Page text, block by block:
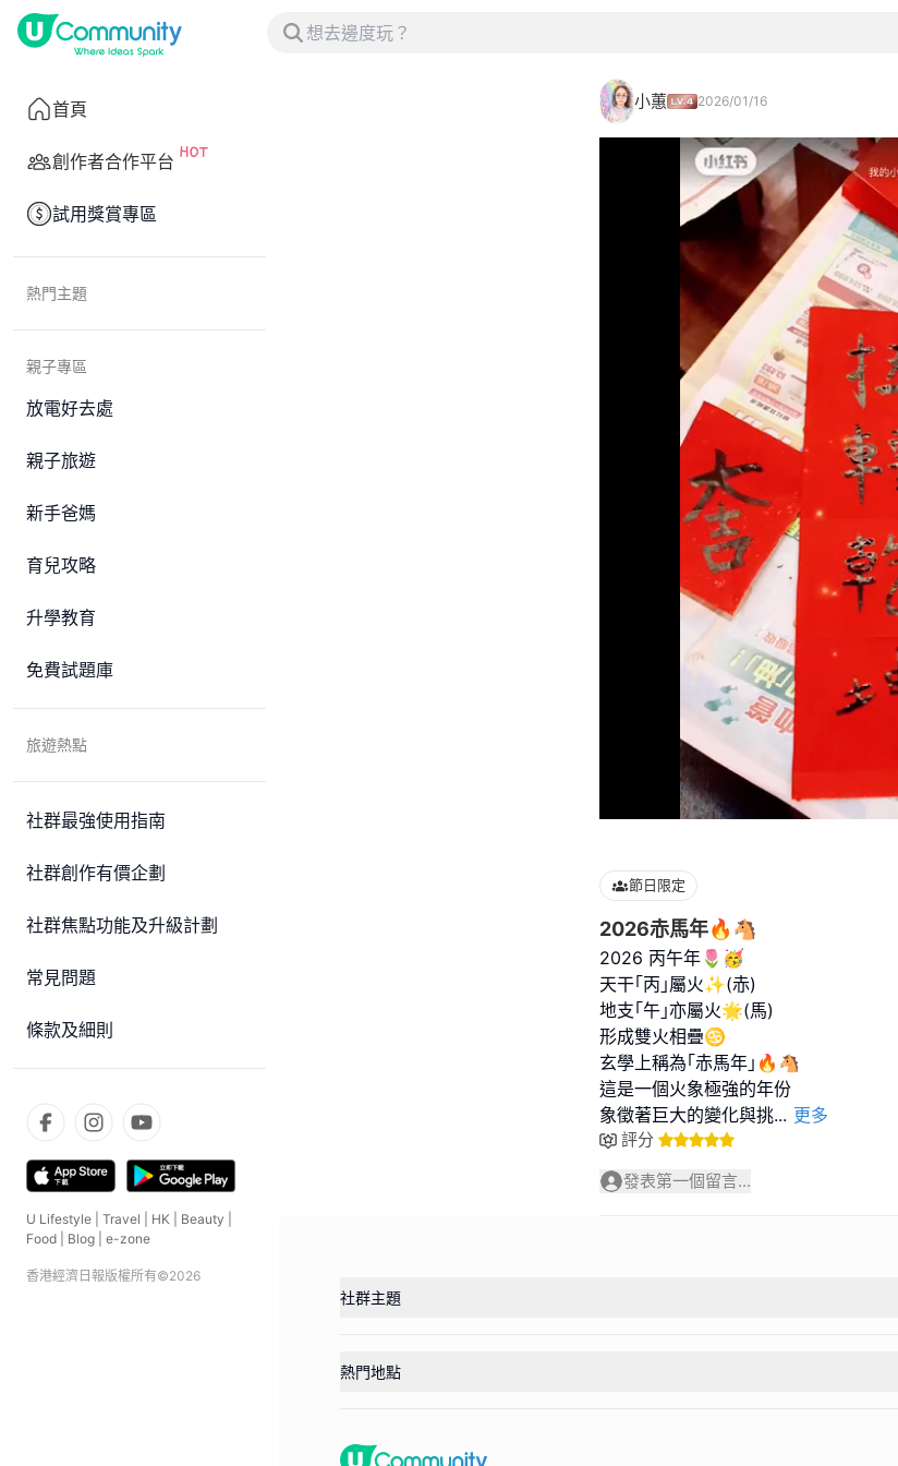
首頁
創作者合作平台
試用獎賞專區
熱門主題
親子專區
放電好去處
親子旅遊
新手爸媽
育兒攻略
升學教育
免費試題庫
旅遊熱點
社群最強使用指南
社群創作有價企劃
社群焦點功能及升級計劃
常見問題
條款及細則
U Lifestyle Travel HK Beauty
Food
Blog e-zone
香港經濟日報版權所有©2026
小蕙 2026/01/16
100.00%
節日限定
2026赤馬年🔥🐴
2026 丙午年🌷🥳
天干｢丙｣屬火✨(赤)
地支｢午｣亦屬火🌟(馬)
形成雙火相疊♋️
玄學上稱為｢赤馬年｣🔥🐴
這是一個火象極強的年份
象徵著巨大的變化與挑... 更多
評分
發表第一個留言...
社群主題
熱門地點